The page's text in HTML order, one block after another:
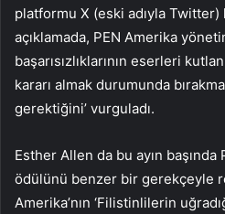
platformu X (eski adıyla Twitter)
açıklamada, PEN Amerika
başarısızlıklarının eserleri
kararı almak durumunda
gerektiğini’ vurguladı.
Esther Allen da bu ayın
ödülünü benzer bir gerekçeyle
Amerika’nın ‘Filistinlilerin